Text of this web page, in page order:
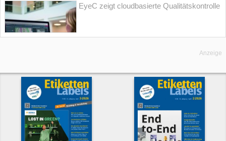
EyeC zeigt cloudbasierte Qualitätskontrolle
Anzeige